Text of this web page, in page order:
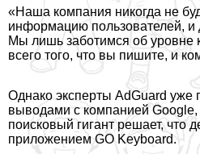
«Наша компания никогда не
информацию пользователей, и
Мы лишь заботимся об уровне
всего того, что вы пишите, и
Однако эксперты AdGuard уже
выводами с компанией
поисковый гигант решает, что
приложением GO Keyboard.